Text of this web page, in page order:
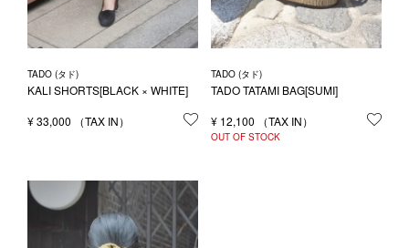
TADO (タド)
KALI SHORTS[BLACK × WHITE]
¥33,000 お気に入りに登録する
TADO (タド)
TADO TATAMI BAG[SUMI]
¥ 12,100
OUT OF STOCK